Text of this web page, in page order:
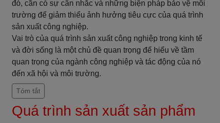
đó, cần có sự cân nhắc và những biện pháp bảo vệ môi
trường để giảm thiểu ảnh hưởng tiêu cực của quá trình
sản xuất công nghiệp.
Vai trò của quá trình sản xuất công nghiệp trong kinh tế
và đời sống là một chủ đề quan trọng để hiểu về tầm
quan trọng của ngành công nghiệp và tác động của nó
đến xã hội và môi trường.
Tóm tắt
Quá trình sản xuất sản phẩm